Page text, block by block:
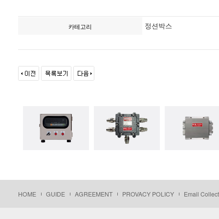
카테고리 정션박스
HOME GUIDE AGREEMENT PROVACY POLICY Email